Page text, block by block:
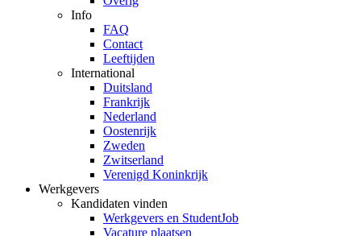
Info
FAQ
Contact
Leeftijden
International
Duitsland
Frankrijk
Nederland
Oostenrijk
Zweden
Zwitserland
Verenigd Koninkrijk
Werkgevers
Kandidaten vinden
Werkgevers en StudentJob
Vacature plaatsen